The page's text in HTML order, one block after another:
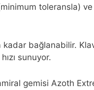
toleransla) ve
bağlanabilir.
sunuyor.
gemisi Azoth